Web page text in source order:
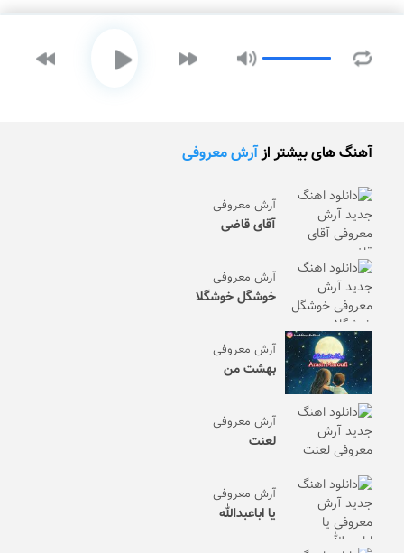
آهنگ های بیشتر ازآرش معروفی
آرش معروفی
آقای قاضی
آرش معروفی
خوشگل خوشگلا
آرش معروفی
بهشت من
آرش معروفی
لعنت
آرش معروفی
یا اباعبدالله